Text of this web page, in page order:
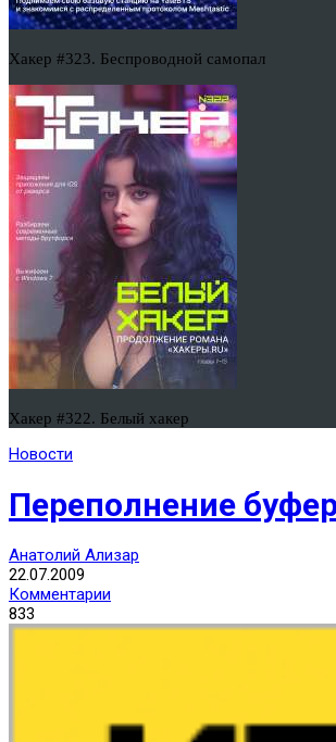
Хакер #323. Беспроводной самопал
Хакер #322. Белый хакер
Новости
Переполнение
Анатолий Ализар
22.07.2009
Комментарии
833